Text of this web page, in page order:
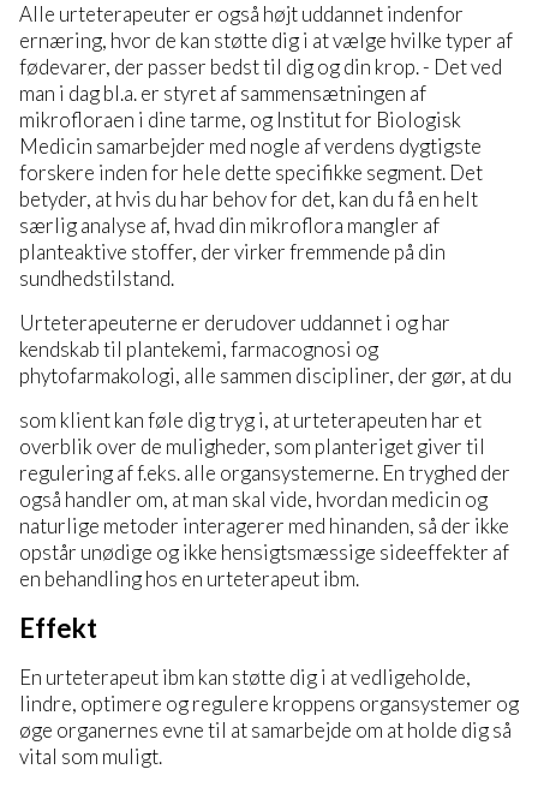
Alle urteterapeuter er også højt uddannet indenfor
ernæring, hvor de kan støtte dig i at vælge hvilke typer af
fødevarer, der passer bedst til dig og din krop. - Det ved
man i dag bl.a. er styret af sammensætningen af
mikrofloraen i dine tarme, og Institut for Biologisk
Medicin samarbejder med nogle af verdens dygtigste
forskere inden for hele dette specifikke segment. Det
betyder, at hvis du har behov for det, kan du få en helt
særlig analyse af, hvad din mikroflora mangler af
planteaktive stoffer, der virker fremmende på din
sundhedstilstand.
Urteterapeuterne er derudover uddannet i og har
kendskab til plantekemi, farmacognosi og
phytofarmakologi, alle sammen discipliner, der gør, at du
som klient kan føle dig tryg i, at urteterapeuten har et
overblik over de muligheder, som planteriget giver til
regulering af f.eks. alle organsystemerne. En tryghed der
også handler om, at man skal vide, hvordan medicin og
naturlige metoder interagerer med hinanden, så der ikke
opstår unødige og ikke hensigtsmæssige sideeffekter af
en behandling hos en urteterapeut ibm.
Effekt
En urteterapeut ibm kan støtte dig i at vedligeholde,
lindre, optimere og regulere kroppens organsystemer og
øge organernes evne til at samarbejde om at holde dig så
vital som muligt.